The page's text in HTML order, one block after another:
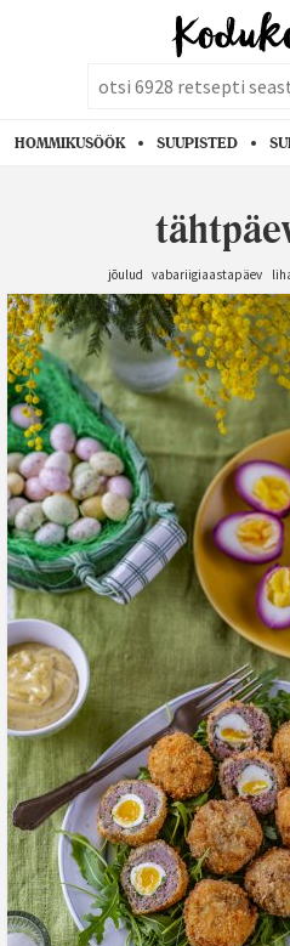
HOMMIKUSÖÖK SUUPISTED
jõulud vabariigiaastapäev